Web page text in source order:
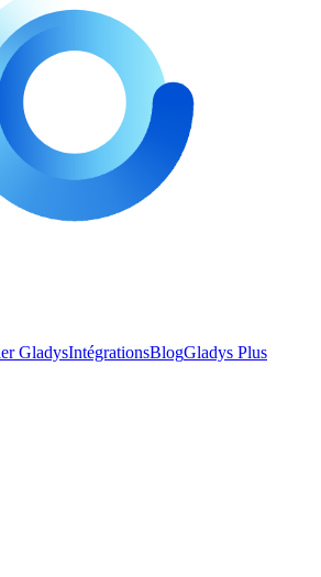
GladysIntégrationsBlogGladys Plus